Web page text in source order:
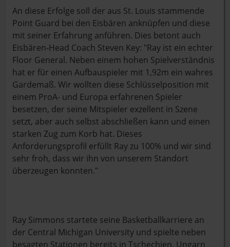
An diese Erfolge soll der aus St. Louis stammende
Point Guard bei den Eisbären anknüpfen und diese
mit seiner Erfahrung anführen. Dies betont auch
Eisbären-Head Coach Steven Key: "Ray ist ein echter
Floor General. Neben einem hohen Spielverständnis
hat er für einen Aufbauspieler mit 1,92m ein wahres
Gardemaß. Wir wollten diese Schlüsselposition mit
einem ProA- und Europa erfahrenen Spieler
besetzen, der seine Mitspieler exzellent in Szene
setzt, aber auch selbst abschließen kann und einen
starken Zug zum Korb hat. Dieses
Anforderungsprofil erfüllt Ray zu 100% und wir sind
sehr froh, dass wir ihn von unserem Standort
überzeugen konnten."
Ray Simmons startete seine Basketballkarriere an
der Central Michigan University und spielte neben
besagten Stationen bereits in Tschechien, Ungarn